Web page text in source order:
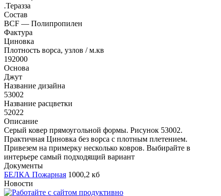
.Теразза
Состав
BCF — Полипропилен
Фактура
Циновка
Плотность ворса, узлов / м.кв
192000
Основа
Джут
Название дизайна
53002
Название расцветки
52022
Описание
Серый ковер прямоугольной формы. Рисунок 53002.
Практичная Циновка без ворса с плотным плетением.
Привезем на примерку несколько ковров. Выбирайте в
интерьере самый подходящий вариант
Документы
БЕЛКА Пожарная 1000,2 кб
Новости